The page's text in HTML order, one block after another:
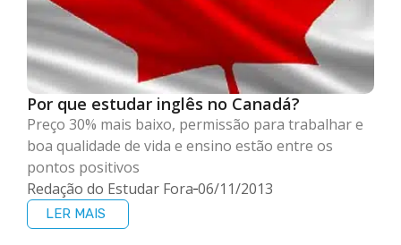
Por que estudar inglês no Canadá?
Preço 30% mais baixo, permissão para trabalhar e
boa qualidade de vida e ensino estão entre os
pontos positivos
Redação do Estudar Fora 06/11/2013
LER MAIS